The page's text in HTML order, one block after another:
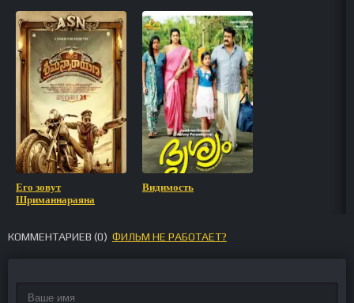
Его зовут
Шриманнараяна
Видимость
КОММЕНТАРИЕВ (0) ФИЛЬМ НЕ РАБОТАЕТ?